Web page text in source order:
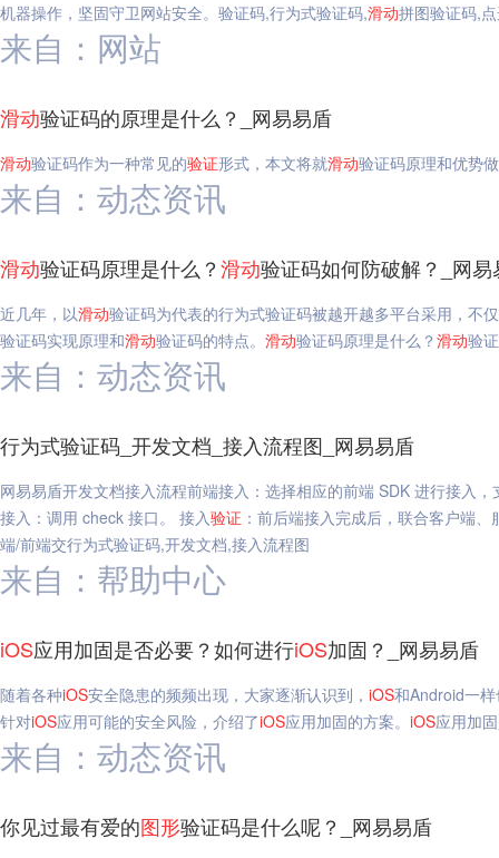
机器操作，坚固守卫网站安全。验证码,行为式验证码,滑动拼图验证码,
来自：网站
滑动验证码的原理是什么？_网易易盾
滑动验证码作为一种常见的验证形式，本文将就滑动验证码原理和优势
来自：动态资讯
滑动验证码原理是什么？滑动验证码如何防破解？_网易
近几年，以滑动验证码为代表的行为式验证码被越开越多平台采用，不
验证码实现原理和滑动验证码的特点。 滑动验证码原理是什么？ 滑动验
来自：动态资讯
行为式验证码_开发文档_接入流程图_网易易盾
网易易盾开发文档接入流程前端接入：选择相应的前端 SDK 进行接入
接入：调用 check 接口。 接入验证 ：前后端接入完成后，联合客户端
端/前端交行为式验证码,开发文档,接入流程图
来自：帮助中心
iOS应用加固是否必要？如何进行iOS加固？_网易易盾
随着各种iOS安全隐患的频频出现，大家逐渐认识到， iOS和Android一
针对iOS应用可能的安全风险，介绍了iOS应用加固的方案。 iOS应用加
来自：动态资讯
你见过最有爱的图形验证码是什么呢？_网易易盾